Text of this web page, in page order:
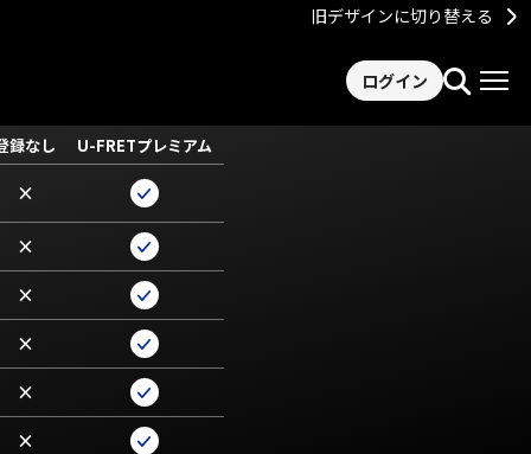
旧デザインに切り替える
ログイン
録なし U-FRETプレミアム
×
×
×
×
×
×